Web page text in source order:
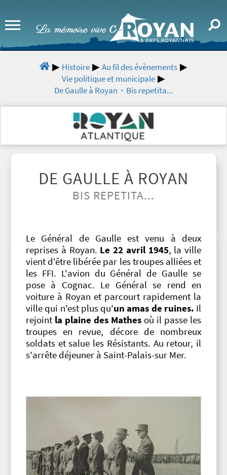
Histoire
Au fil des évènements
Vie politique et municipale
De Gaulle à Royan・Bis repetita...
DE GAULLE À ROYAN
BIS REPETITA...
Le Général de Gaulle est venu à deux
reprises à Royan. Le 22 avril 1945, la ville
vient d'être libérée par les troupes alliées et
les FFI. L'avion du Général de Gaulle se
pose à Cognac. Le Général se rend en
voiture à Royan et parcourt rapidement la
ville qui n'est plus qu'un amas de ruines. Il
rejoint la plaine des Mathes où il passe les
troupes en revue, décore de nombreux
soldats et salue les Résistants. Au retour, il
s'arrête déjeuner à Saint-Palais-sur Mer.